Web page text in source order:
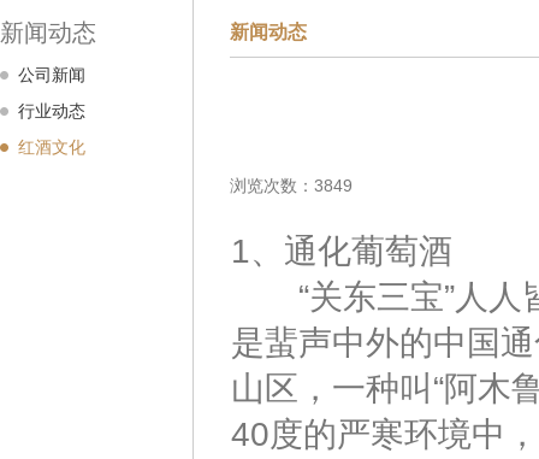
新闻动态
公司新闻
行业动态
红酒文化
新闻动态
浏览次数：3849
1、通化葡萄酒
“关东三宝”人人
是蜚声中外的中国
山区，一种叫“阿木
40度的严寒环境中